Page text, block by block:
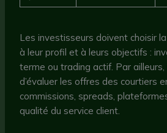
Les investisseurs doivent choisir
à leur profil et à leurs objectifs :
terme ou trading actif. Par
d’évaluer les offres des courtiers
commissions, spreads,
qualité du service client.